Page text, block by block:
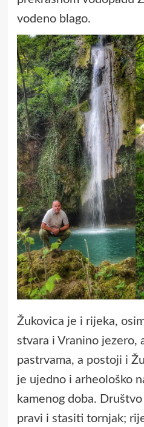
vodeno blago.
Žukovica je i rijeka,
stvara i Vranino jezero,
pastrvama, a postoji i
je ujedno i arheološko
kamenog doba.
pravi i stasiti tornjak;